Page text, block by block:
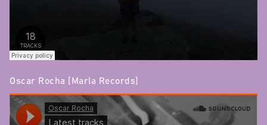
Oscar Rocha [Marla Records]